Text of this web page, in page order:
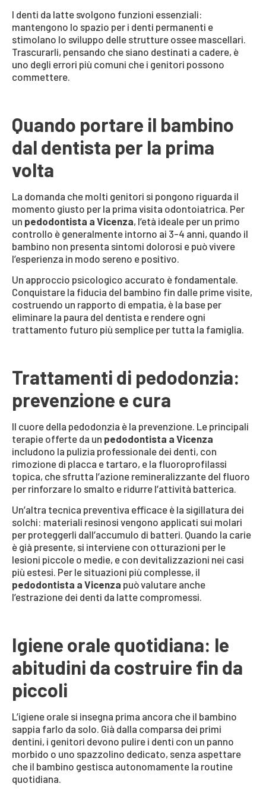
I denti da latte svolgono funzioni essenziali:
mantengono lo spazio per i denti permanenti e
stimolano lo sviluppo delle strutture ossee mascellari.
Trascurarli, pensando che siano destinati a cadere, è
uno degli errori più comuni che i genitori possono
commettere.
Quando portare il bambino
dal dentista per la prima
volta
La domanda che molti genitori si pongono riguarda il
momento giusto per la prima visita odontoiatrica. Per
un pedodontista a Vicenza, l’età ideale per un primo
controllo è generalmente intorno ai 3-4 anni, quando il
bambino non presenta sintomi dolorosi e può vivere
l’esperienza in modo sereno e positivo.
Un approccio psicologico accurato è fondamentale.
Conquistare la fiducia del bambino fin dalle prime visite,
costruendo un rapporto di empatia, è la base per
eliminare la paura del dentista e rendere ogni
trattamento futuro più semplice per tutta la famiglia.
Trattamenti di pedodonzia:
prevenzione e cura
Il cuore della pedodonzia è la prevenzione. Le principali
terapie offerte da un pedodontista a Vicenza
includono la pulizia professionale dei denti, con
rimozione di placca e tartaro, e la fluoroprofilassi
topica, che sfrutta l’azione remineralizzante del fluoro
per rinforzare lo smalto e ridurre l’attività batterica.
Un’altra tecnica preventiva efficace è la sigillatura dei
solchi: materiali resinosi vengono applicati sui molari
per proteggerli dall’accumulo di batteri. Quando la carie
è già presente, si interviene con otturazioni per le
lesioni piccole o medie, e con devitalizzazioni nei casi
più estesi. Per le situazioni più complesse, il
pedodontista a Vicenza può valutare anche
l’estrazione dei denti da latte compromessi.
Igiene orale quotidiana: le
abitudini da costruire fin da
piccoli
L’igiene orale si insegna prima ancora che il bambino
sappia farlo da solo. Già dalla comparsa dei primi
dentini, i genitori devono pulire i denti con un panno
morbido o uno spazzolino dedicato, senza aspettare
che il bambino gestisca autonomamente la routine
quotidiana.